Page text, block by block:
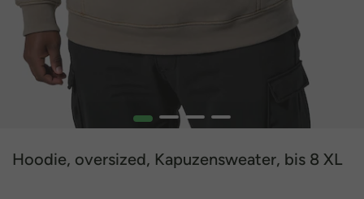
1 2 3 4
Hoodie, oversized, Kapuzensweater, bis 8 XL